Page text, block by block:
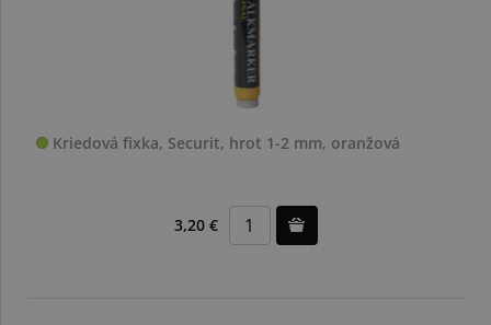
Kriedová fixka, Securit, hrot 1-2 mm, oranžová
3,20 €